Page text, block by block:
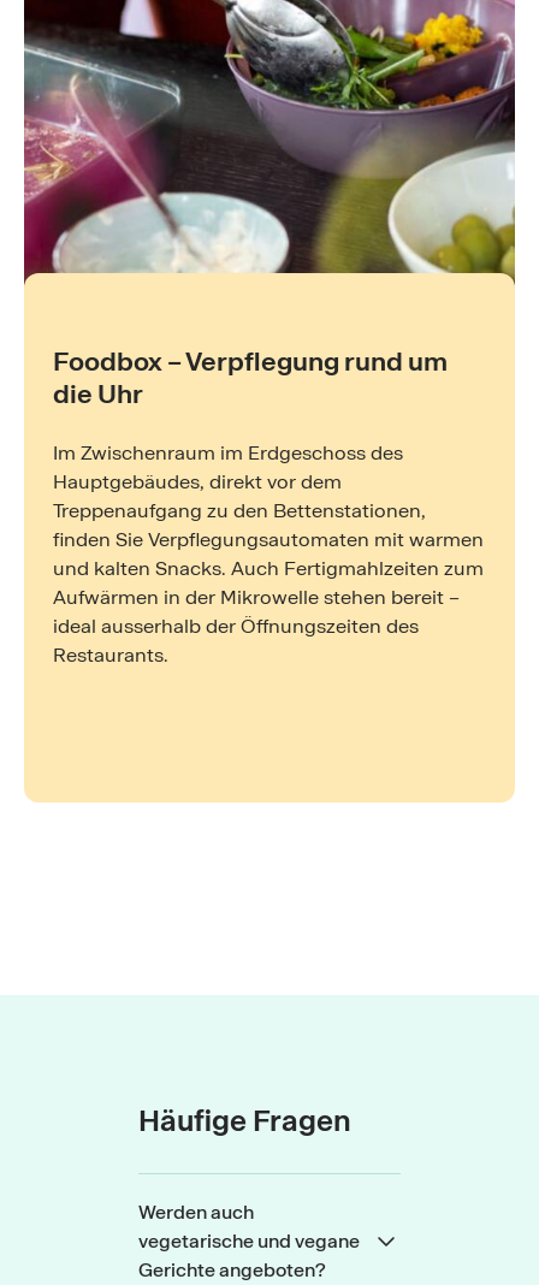
Foodbox – Verpflegung rund um
die Uhr
Im Zwischenraum im Erdgeschoss des
Hauptgebäudes, direkt vor dem
Treppenaufgang zu den Bettenstationen,
finden Sie Verpflegungsautomaten mit warmen
und kalten Snacks. Auch Fertigmahlzeiten zum
Aufwärmen in der Mikrowelle stehen bereit –
ideal ausserhalb der Öffnungszeiten des
Restaurants.
Häufige Fragen
Werden auch
vegetarische und vegane
Gerichte angeboten?